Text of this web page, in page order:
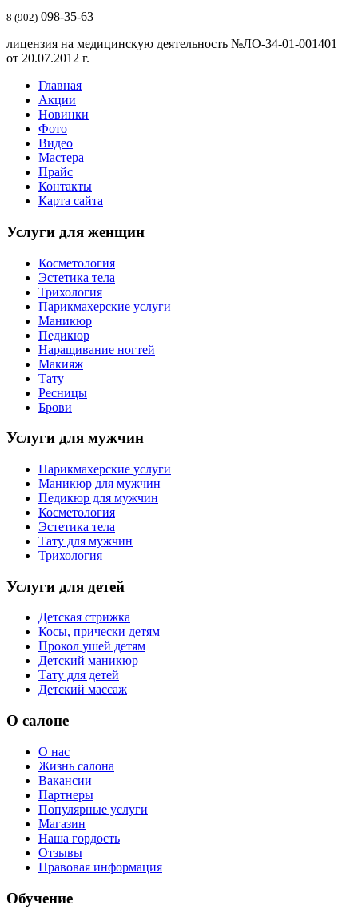
8 (902) 098-35-63
лицензия на медицинскую деятельность №ЛО-34-01-001401
от 20.07.2012 г.
Главная
Акции
Новинки
Фото
Видео
Мастера
Прайс
Контакты
Карта сайта
Услуги для женщин
Косметология
Эстетика тела
Трихология
Парикмахерские услуги
Маникюр
Педикюр
Наращивание ногтей
Макияж
Тату
Ресницы
Брови
Услуги для мужчин
Парикмахерские услуги
Маникюр для мужчин
Педикюр для мужчин
Косметология
Эстетика тела
Тату для мужчин
Трихология
Услуги для детей
Детская стрижка
Косы, прически детям
Прокол ушей детям
Детский маникюр
Тату для детей
Детский массаж
О салоне
О нас
Жизнь салона
Вакансии
Партнеры
Популярные услуги
Магазин
Наша гордость
Отзывы
Правовая информация
Обучение